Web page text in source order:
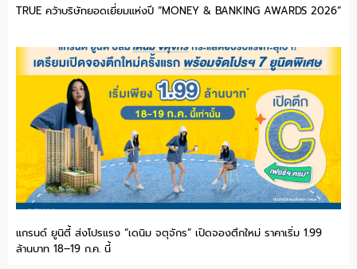
TRUE คว้าบริษัทยอดเยี่ยมแห่งปี “MONEY & BANKING AWARDS 2026”
แกรนด์ ยูนิตี้ ส่งโปรแรง “เดนิม จตุจักร” เปิดจองตึกใหม่ ราคาเริ่ม 1.99
ล้านบาท 18–19 ก.ค. นี้